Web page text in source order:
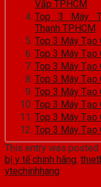
Vấp TPHCM
Top 3 Máy
Thạnh TPHCM
Top 3 Máy Tạo
Top 3 Máy Tạo
Top 3 Máy Tạo
Top 3 Máy Tạo
Top 3 Máy Tạo
Top 3 Máy Tạo
Top 3 Máy Tạo
Top 3 Máy Tạo
This entry was posted
bị y tế chính hãng,
ytechinhhang.